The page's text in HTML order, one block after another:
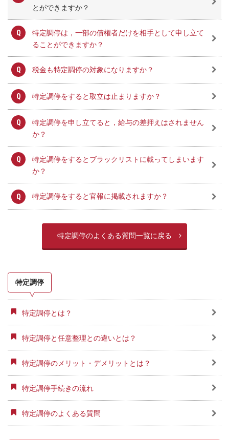
とができますか？
特定調停は，一部の債権者だけを相手として申し立て
ることができますか？
税金も特定調停の対象になりますか？
特定調停をすると取立は止まりますか？
特定調停を申し立てると，給与の差押えはされません
か？
特定調停をするとブラックリストに載ってしまいます
か？
特定調停をすると官報に掲載されますか？
特定調停のよくある質問一覧に戻る
特定調停
特定調停とは？
特定調停と任意整理との違いとは？
特定調停のメリット・デメリットとは？
特定調停手続きの流れ
特定調停のよくある質問